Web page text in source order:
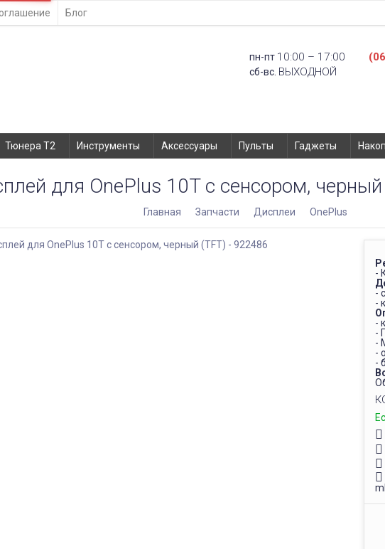
Блог
пн-пт 10:00 – 17:00
сб-вс. ВЫХОДНОЙ
Тюнера T2 Инструменты Аксессуары Пульты Гаджеты
для OnePlus 10T с сенсором,
Главная Запчасти Дисплеи OnePlus
-
-
-
-
-
-
-
-
ml